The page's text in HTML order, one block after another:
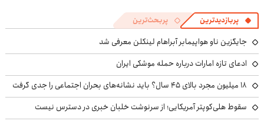
پربازدیدترین پربحث‌ترین
جایگزین ناو هواپیمابر آبراهام لینکلن معرفی شد
ادعای تازه امارات درباره حمله موشکی ایران
۱۸ میلیون مجرد بالای ۴۵ سال؟ باید نشانه‌های بحران اجتماعی را جدی گرفت
سقوط هلی‌کوپتر آمریکایی؛ از سرنوشت خلبان خبری در دسترس نیست